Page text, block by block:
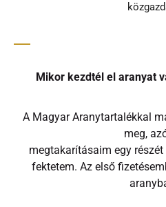
Mikor kezdtél el aranyat
A Magyar Aranytartalékkal
meg,
megtakarításaim egy
fektetem. Az első